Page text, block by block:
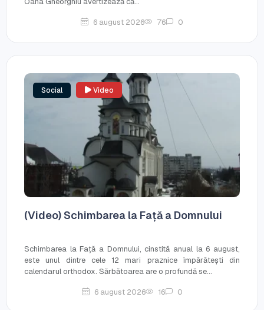
6 august 2026 76 0
Social Video
(Video) Schimbarea la Față a Domnului
Schimbarea la Față a Domnului, cinstită anual la 6 august,
este unul dintre cele 12 mari praznice împărătești din
calendarul orthodox. Sărbătoarea are o profundă se...
6 august 2026 16 0